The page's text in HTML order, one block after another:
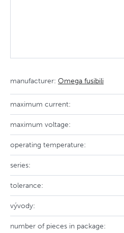
manufacturer: Omega fusibili
maximum current:
maximum voltage:
operating temperature:
series:
tolerance:
vývody:
number of pieces in package: